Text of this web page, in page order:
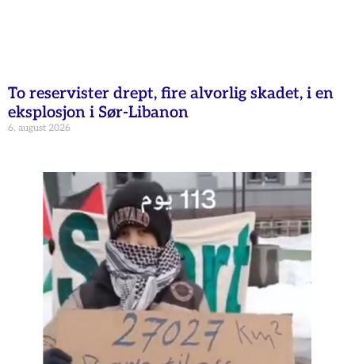
To reservister drept, fire alvorlig skadet, i en
eksplosjon i Sør-Libanon
6. august 2026